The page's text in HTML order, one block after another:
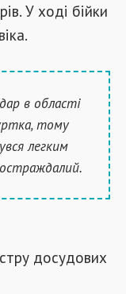
У ході бійки
в області
тому
легким
досудових